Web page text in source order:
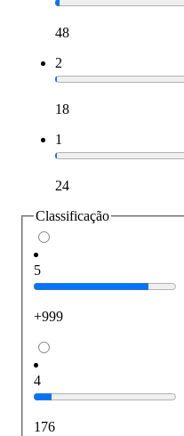
48
2
18
1
24
Classificação
5
+999
4
176